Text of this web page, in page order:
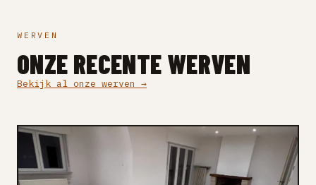
WERVEN
ONZE RECENTE WERVEN
Bekijk al onze werven →